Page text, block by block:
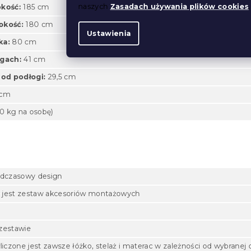
naszych Zasadach używania plików cookies.
Ustawienia
185 cm
180 cm
80 cm
41 cm
podłogi: 29,5 cm
kg na osobę)
design
jest zestaw akcesoriów montażowych
jest zawsze łóżko, stelaż i materac w zależności od wybranej